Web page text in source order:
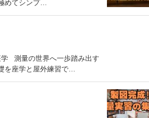
めてシンプ…
測量の世界へ一歩踏み出す
を座学と屋外練習で…